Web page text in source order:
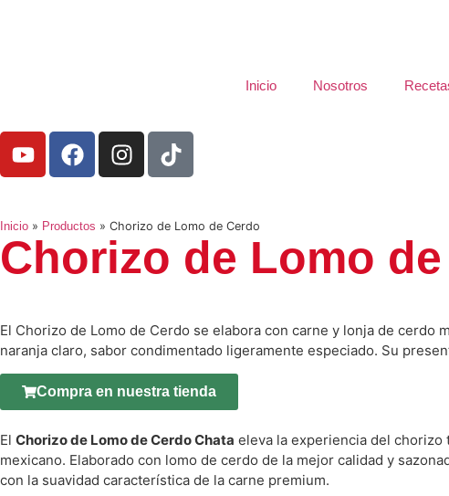
Inicio Nosotros
Inicio » Productos » Chorizo de Lomo de Cerdo
Chorizo de Lomo
El Chorizo de Lomo de Cerdo se elabora con carne y lonja de
naranja claro, sabor condimentado ligeramente especiado. Su
Compra en nuestra tienda
El Chorizo de Lomo de Cerdo Chata eleva la experiencia del chorizo
mexicano. Elaborado con lomo de cerdo de la mejor calidad y
con la suavidad característica de la carne premium.